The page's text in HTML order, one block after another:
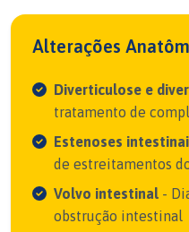
Alterações
Diverticulose e
tratamento de
Estenoses
de estreitamentos
Volvo intestinal -
obstrução intestinal